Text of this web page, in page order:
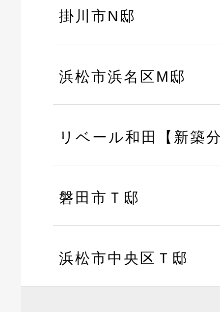
掛川市N邸
浜松市浜名区M邸
リベール和田【新築
磐田市Ｔ邸
浜松市中央区Ｔ邸